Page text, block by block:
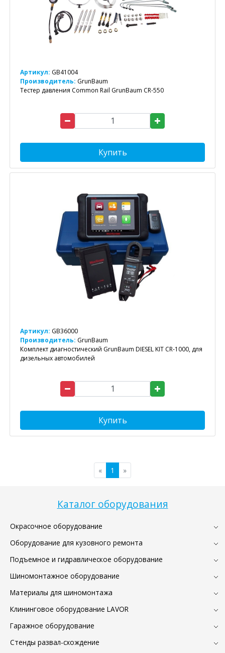
Каталог оборудования
Окрасочное оборудование
Оборудование для кузовного ремонта
Подъемное и гидравлическое оборудование
Шиномонтажное оборудование
Материалы для шиномонтажа
Клининговое оборудование LAVOR
Гаражное оборудование
Стенды развал-схождение
Артикул: GB41004
Производитель: GrunBaum
Тестер давления Common Rail GrunBaum CR-550
Купить
Артикул: GB36000
Производитель: GrunBaum
Комплект диагностический GrunBaum DIESEL KIT CR-1000, для
дизельных автомобилей
Купить
« 1 »